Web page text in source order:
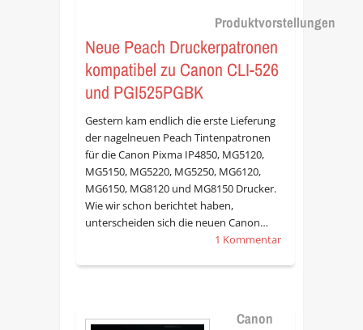
Produktvorstellungen
Neue Peach Druckerpatronen
kompatibel zu Canon CLI-526
und PGI525PGBK
Gestern kam endlich die erste Lieferung
der nagelneuen Peach Tintenpatronen
für die Canon Pixma IP4850, MG5120,
MG5150, MG5220, MG5250, MG6120,
MG6150, MG8120 und MG8150 Drucker.
Wie wir schon berichtet haben,
unterscheiden sich die neuen Canon…
1 Kommentar
Canon